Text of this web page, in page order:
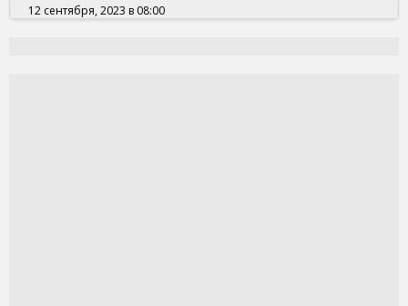
12 сентября, 2023 в 08:00